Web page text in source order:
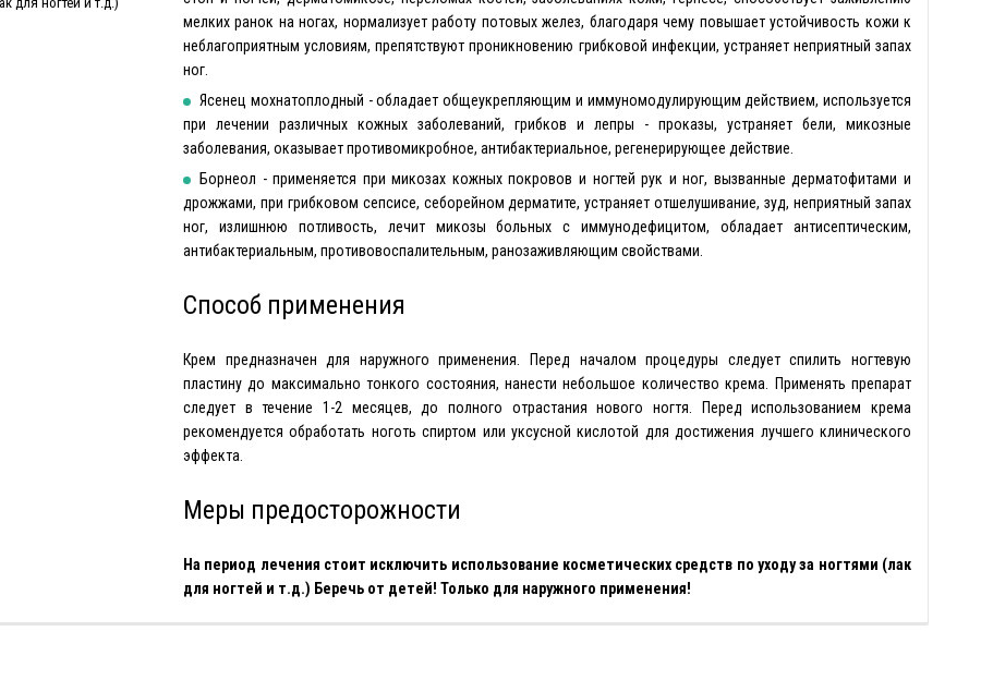
мелких ранок на ногах, нормализует работу потовых желез, благодаря чему повышает устойчивость кожи к
неблагоприятным условиям, препятствуют проникновению грибковой инфекции, устраняет неприятный запах
ног.
Ясенец мохнатоплодный - обладает общеукрепляющим и иммуномодулирующим действием, используется
при лечении различных кожных заболеваний, грибков и лепры - проказы, устраняет бели, микозные
заболевания, оказывает противомикробное, антибактериальное, регенерирующее действие.
Борнеол - применяется при микозах кожных покровов и ногтей рук и ног, вызванные дерматофитами и
дрожжами, при грибковом сепсисе, себорейном дерматите, устраняет отшелушивание, зуд, неприятный запах
ног, излишнюю потливость, лечит микозы больных с иммунодефицитом, обладает антисептическим,
антибактериальным, противовоспалительным, ранозаживляющим свойствами.
Способ применения
Крем предназначен для наружного применения. Перед началом процедуры следует спилить ногтевую
пластину до максимально тонкого состояния, нанести небольшое количество крема. Применять препарат
следует в течение 1-2 месяцев, до полного отрастания нового ногтя. Перед использованием крема
рекомендуется обработать ноготь спиртом или уксусной кислотой для достижения лучшего клинического
эффекта.
Меры предосторожности
На период лечения стоит исключить использование косметических средств по уходу за ногтями (лак
для ногтей и т.д.) Беречь от детей! Только для наружного применения!